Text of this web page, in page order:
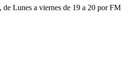
de Lunes a viernes de 19 a 20 por FM